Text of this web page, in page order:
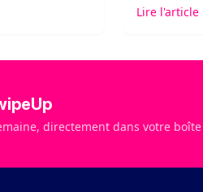
avec
expérience
Lire l'article
directement dans votre